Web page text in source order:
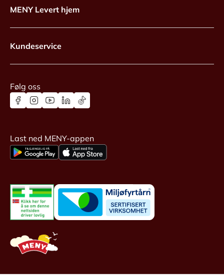
MENY Levert hjem
Kundeservice
Følg oss
Last ned MENY-appen